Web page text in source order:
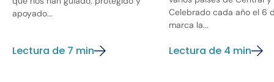
apoyado...
Lectura de 7 min
Celebrado cada año el 6
marca la...
Lectura de 4 min